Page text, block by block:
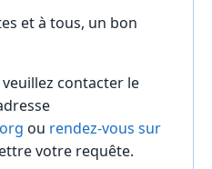
et à tous, un bon
contacter le
ou rendez-vous sur
votre requête.